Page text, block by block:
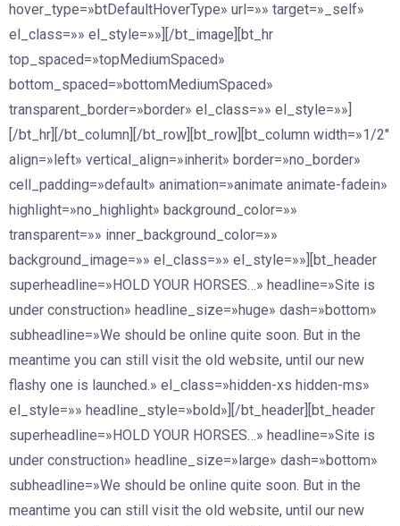
hover_type=»btDefaultHoverType» url=»» target=»_self»
el_class=»» el_style=»»][/bt_image][bt_hr
top_spaced=»topMediumSpaced»
bottom_spaced=»bottomMediumSpaced»
transparent_border=»border» el_class=»» el_style=»»]
[/bt_hr][/bt_column][/bt_row][bt_row][bt_column width=»1/2″
align=»left» vertical_align=»inherit» border=»no_border»
cell_padding=»default» animation=»animate animate-fadein»
highlight=»no_highlight» background_color=»»
transparent=»» inner_background_color=»»
background_image=»» el_class=»» el_style=»»][bt_header
superheadline=»HOLD YOUR HORSES…» headline=»Site is
under construction» headline_size=»huge» dash=»bottom»
subheadline=»We should be online quite soon. But in the
meantime you can still visit the old website, until our new
flashy one is launched.» el_class=»hidden-xs hidden-ms»
el_style=»» headline_style=»bold»][/bt_header][bt_header
superheadline=»HOLD YOUR HORSES…» headline=»Site is
under construction» headline_size=»large» dash=»bottom»
subheadline=»We should be online quite soon. But in the
meantime you can still visit the old website, until our new